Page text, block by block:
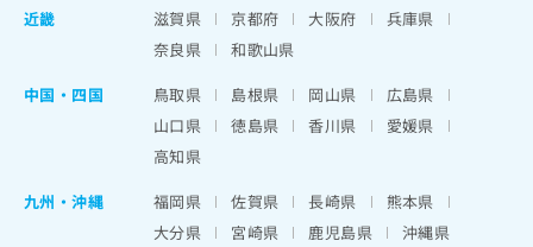
近畿
滋賀県 京都府 大阪府
兵庫県
奈良県
和歌山県
中国・四国
鳥取県 島根県 岡山県
広島県
山口県
徳島県 香川県
愛媛県
高知県
九州・沖縄
福岡県 佐賀県 長崎県
熊本県
大分県
宮崎県 鹿児島県 沖縄県